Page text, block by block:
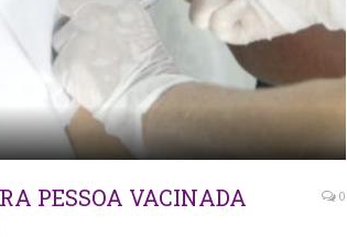
PESSOA VACINADA
0